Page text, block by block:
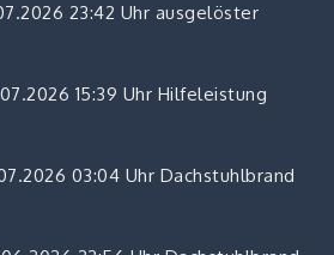
23:42 Uhr ausgelöster
15:39 Uhr Hilfeleistung
03:04 Uhr Dachstuhlbrand